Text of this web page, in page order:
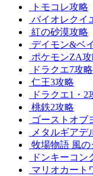
トモコレ攻略
バイオレクイ
紅の砂漠攻略
デイモン&ベ
ポケモンZA攻
ドラクエ7攻略
仁王3攻略
ドラクエ1・2
桃鉄2攻略
ゴーストオブ
メタルギアデ
牧場物語 風
ドンキーコン
マリオカート